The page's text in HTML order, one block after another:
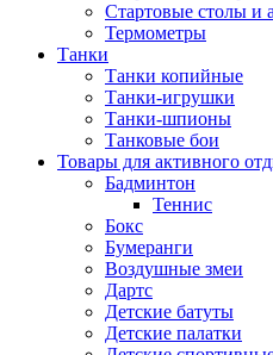
Стартовые столы и
Термометры
Танки
Танки копийные
Танки-игрушки
Танки-шпионы
Танковые бои
Товары для активного
Бадминтон
Теннис
Бокс
Бумеранги
Воздушные змеи
Дартс
Детские батуты
Детские палатки